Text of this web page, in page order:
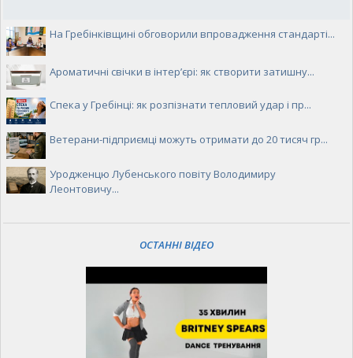
На Гребінківщині обговорили впровадження стандарті...
Ароматичні свічки в інтер’єрі: як створити затишну...
Спека у Гребінці: як розпізнати тепловий удар і пр...
Ветерани-підприємці можуть отримати до 20 тисяч гр...
Уродженцю Лубенського повіту Володимиру
Леонтовичу...
ОСТАННІ ВІДЕО